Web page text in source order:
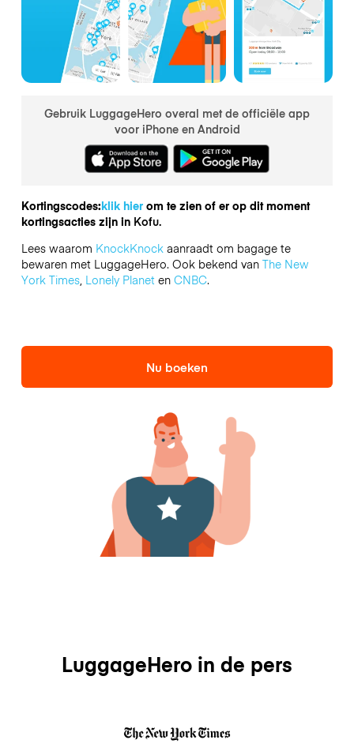
Gebruik LuggageHero overal met de officiële app
voor iPhone en Android
Kortingscodes:klik hierom te zien of er op dit moment
kortingsacties zijn in Kofu.
Lees waarom KnockKnockaanraadt om bagage te
bewaren met LuggageHero. Ook bekend van The New
York Times, Lonely Planeten CNBC.
Nu boeken
LuggageHero in de pers